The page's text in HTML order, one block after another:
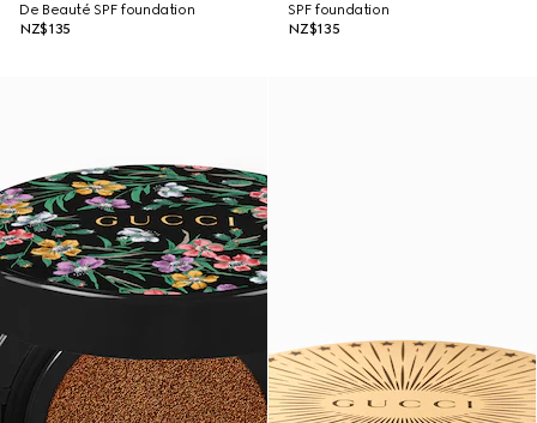
De Beauté SPF foundation
NZ$135
SPF foundation
NZ$135